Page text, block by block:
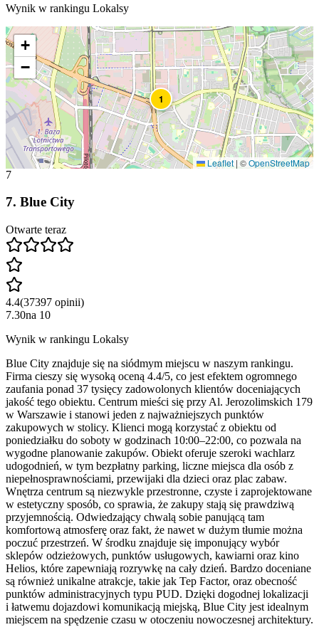
Wynik w rankingu Lokalsy
1
+
−
Leaflet | ©OpenStreetMap
7
7. Blue City
Otwarte teraz
4.4(37397 opinii)
7.30na 10
Wynik w rankingu Lokalsy
Blue City znajduje się na siódmym miejscu w naszym rankingu.
Firma cieszy się wysoką oceną 4.4/5, co jest efektem ogromnego
zaufania ponad 37 tysięcy zadowolonych klientów doceniających
jakość tego obiektu. Centrum mieści się przy Al. Jerozolimskich 179
w Warszawie i stanowi jeden z najważniejszych punktów
zakupowych w stolicy. Klienci mogą korzystać z obiektu od
poniedziałku do soboty w godzinach 10:00–22:00, co pozwala na
wygodne planowanie zakupów. Obiekt oferuje szeroki wachlarz
udogodnień, w tym bezpłatny parking, liczne miejsca dla osób z
niepełnosprawnościami, przewijaki dla dzieci oraz plac zabaw.
Wnętrza centrum są niezwykle przestronne, czyste i zaprojektowane
w estetyczny sposób, co sprawia, że zakupy stają się prawdziwą
przyjemnością. Odwiedzający chwalą sobie panującą tam
komfortową atmosferę oraz fakt, że nawet w dużym tłumie można
poczuć przestrzeń. W środku znajduje się imponujący wybór
sklepów odzieżowych, punktów usługowych, kawiarni oraz kino
Helios, które zapewniają rozrywkę na cały dzień. Bardzo doceniane
są również unikalne atrakcje, takie jak Tep Factor, oraz obecność
punktów administracyjnych typu PUD. Dzięki dogodnej lokalizacji
i łatwemu dojazdowi komunikacją miejską, Blue City jest idealnym
miejscem na spędzenie czasu w otoczeniu nowoczesnej architektury.